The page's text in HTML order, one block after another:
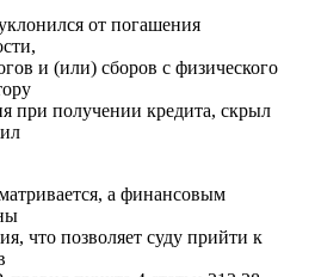
от погашения
и (или) сборов с физического
при получении кредита, скрыл
а финансовым
что позволяет суду прийти к